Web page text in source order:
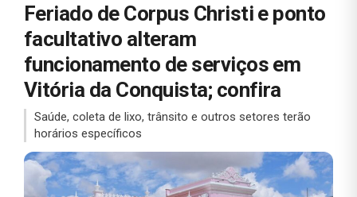
Feriado de Corpus Christi e ponto
facultativo alteram
funcionamento de serviços em
Vitória da Conquista; confira
Saúde, coleta de lixo, trânsito e outros setores terão
horários específicos